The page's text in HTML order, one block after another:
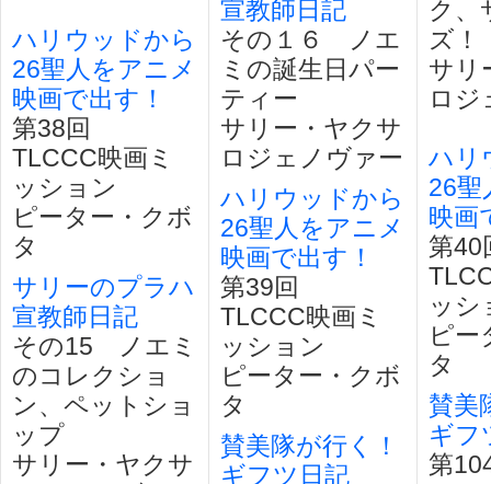
ハリウッドから
26聖人をアニメ
映画で出す！
第38回
TLCCC映画ミ
ッション
ピーター・クボ
タ
サリーのプラハ
宣教師日記
その15 ノエミ
のコレクショ
ン、ペットショ
ップ
サリー・ヤクサ
宣教師日記
その１６ ノエ
ミの誕生日パー
ティー
サリー・ヤクサ
ロジェノヴァー
ハリウッドから
26聖人をアニメ
映画で出す！
第39回
TLCCC映画ミ
ッション
ピーター・クボ
タ
賛美隊が行く！
ギフツ日記
ク、
ズ！
サリ
ロジ
ハリ
26聖
映画
第
ッシ
ピー
タ
賛美
ギフ
第